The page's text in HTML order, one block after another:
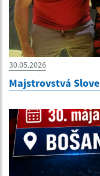
30.05.2026
Majstrovstvá